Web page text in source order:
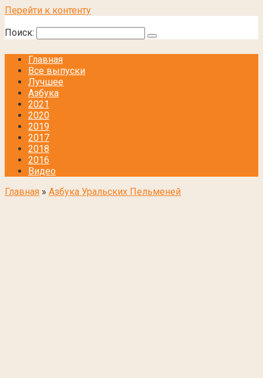
Перейти к контенту
Поиск:
Главная
Все выпуски
Лучшее
Азбука
2021
2020
2019
2017
2018
2016
Видео
Главная » Азбука Уральских Пельменей